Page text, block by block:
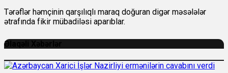
Tərəflər həmçinin qarşılıqlı maraq doğuran digər məsələlər
ətrafında fikir mübadiləsi aparıblar.
Əlaqəli Xəbərlər